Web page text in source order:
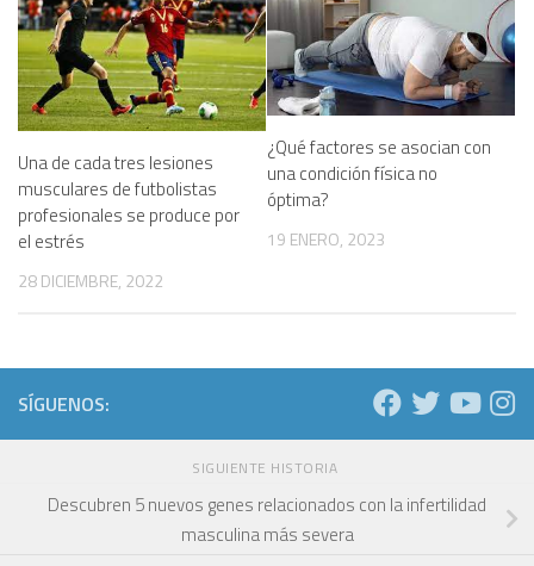
Una de cada tres lesiones
musculares de futbolistas
profesionales se produce por
el estrés
28 DICIEMBRE, 2022
¿Qué factores se asocian con
una condición física no
óptima?
19 ENERO, 2023
SÍGUENOS:
SIGUIENTE HISTORIA
Descubren 5 nuevos genes relacionados con la infertilidad
masculina más severa